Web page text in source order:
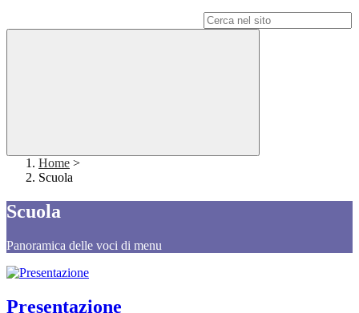
Home >
Scuola
Scuola
Panoramica delle voci di menu
Presentazione